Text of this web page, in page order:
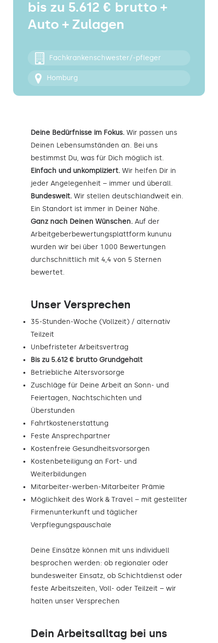
Kontaktbis zu 5.612 € brutto +
Auto + Zulagen
Fachkrankenschwester/-pfleger
Homburg
Deine Bedürfnisse im Fokus. Wir passen uns
Deinen Lebensumständen an. Bei uns
bestimmst Du, was für Dich möglich ist.
Einfach und unkompliziert. Wir helfen Dir in
jeder Angelegenheit – immer und überall.
Bundesweit. Wir stellen deutschlandweit ein.
Ein Standort ist immer in Deiner Nähe.
Ganz nach Deinen Wünschen. Auf der
Arbeitgeberbewertungsplattform kununu
wurden wir bei über 1.000 Bewertungen
durchschnittlich mit 4,4 von 5 Sternen
bewertet.
Unser Versprechen
35-Stunden-Woche (Vollzeit) / alternativ
Teilzeit
Unbefristeter Arbeitsvertrag
Bis zu 5.612 € brutto Grundgehalt
Betriebliche Altersvorsorge
Zuschläge für Deine Arbeit an Sonn- und
Feiertagen, Nachtschichten und
Überstunden
Fahrtkostenerstattung
Feste Ansprechpartner
Kostenfreie Gesundheitsvorsorgen
Kostenbeteiligung an Fort- und
Weiterbildungen
Mitarbeiter-werben-Mitarbeiter Prämie
Möglichkeit des Work & Travel – mit gestellter
Firmenunterkunft und täglicher
Verpflegungspauschale
Deine Einsätze können mit uns individuell
besprochen werden: ob regionaler oder
bundesweiter Einsatz, ob Schichtdienst oder
feste Arbeitszeiten, Voll- oder Teilzeit – wir
halten unser Versprechen
Dein Arbeitsalltag bei uns